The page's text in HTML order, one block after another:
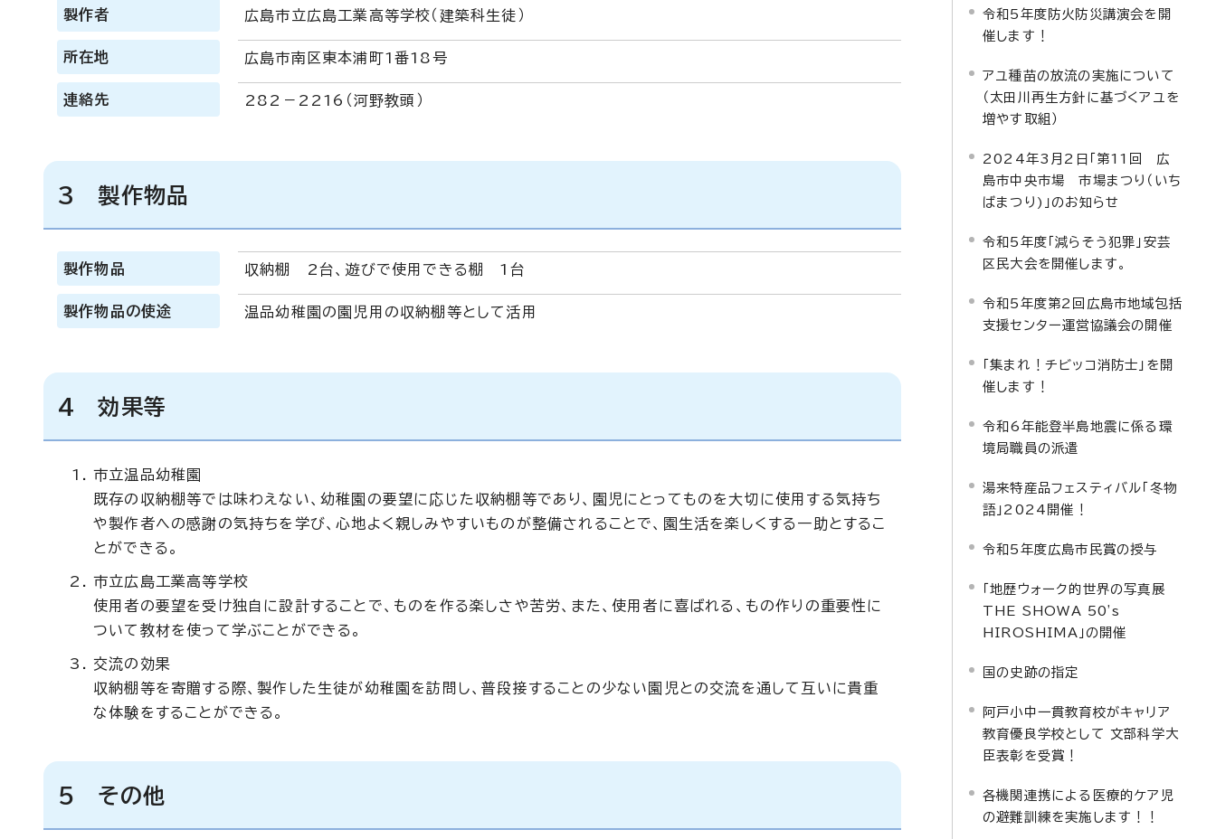
製作者 広島市立広島工業高等学校（建築科生徒）
所在地 広島市南区東本浦町1番18号
連絡先 282－2216（河野教頭）
3 製作物品
製作物品 収納棚 2台、遊びで使用できる棚 1台
製作物品の使途 温品幼稚園の園児用の収納棚等として活用
4 効果等
市立温品幼稚園
既存の収納棚等では味わえない、幼稚園の要望に応じた収納棚等であり、園児にとってものを大切に使用する気持ち
や製作者への感謝の気持ちを学び、心地よく親しみやすいものが整備されることで、園生活を楽しくする一助とするこ
とができる。
市立広島工業高等学校
使用者の要望を受け独自に設計することで、ものを作る楽しさや苦労、また、使用者に喜ばれる、もの作りの重要性に
ついて教材を使って学ぶことができる。
交流の効果
収納棚等を寄贈する際、製作した生徒が幼稚園を訪問し、普段接することの少ない園児との交流を通して互いに貴重
な体験をすることができる。
5 その他
令和5年度防火防災講演会を開
催します！
アユ種苗の放流の実施について
（太田川再生方針に基づくアユを
増やす取組）
2024年3月2日「第11回 広
島市中央市場 市場まつり（いち
ばまつり)」のお知らせ
令和5年度「減らそう犯罪」安芸
区民大会を開催します。
令和5年度第2回広島市地域包括
支援センター運営協議会の開催
「集まれ！チビッコ消防士」を開
催します！
令和6年能登半島地震に係る環
境局職員の派遣
湯来特産品フェスティバル「冬物
語」2024開催！
令和5年度広島市民賞の授与
「地歴ウォーク的世界の写真展
THE SHOWA 50's
HIROSHIMA」の開催
国の史跡の指定
阿戸小中一貫教育校がキャリア
教育優良学校として 文部科学大
臣表彰を受賞！
各機関連携による医療的ケア児
の避難訓練を実施します！！